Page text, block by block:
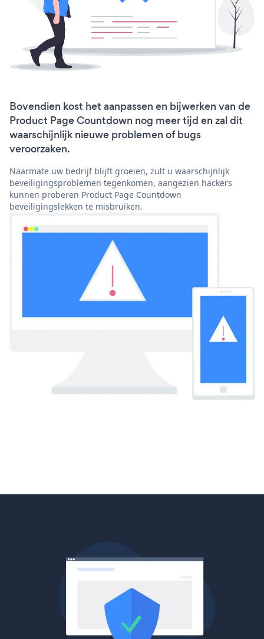
Bovendien kost het aanpassen en bijwerken van de
Product Page Countdown nog meer tijd en zal dit
waarschijnlijk nieuwe problemen of bugs
veroorzaken.
Naarmate uw bedrijf blijft groeien, zult u waarschijnlijk
beveiligingsproblemen tegenkomen, aangezien hackers
kunnen proberen Product Page Countdown
beveiligingslekken te misbruiken.